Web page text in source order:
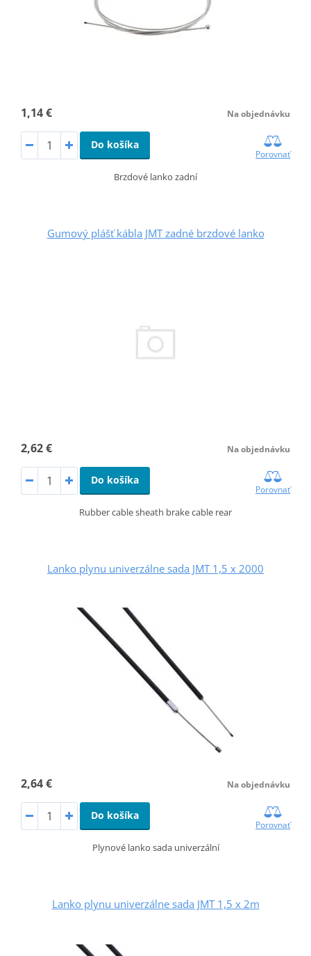
1,14 € Na objednávku
Do košíka
Porovnať
Brzdové lanko zadní
Gumový plášť kábla JMT zadné brzdové lanko
2,62 € Na objednávku
Do košíka
Porovnať
Rubber cable sheath brake cable rear
Lanko plynu univerzálne sada JMT 1,5 x 2000
2,64 € Na objednávku
Do košíka
Porovnať
Plynové lanko sada univerzální
Lanko plynu univerzálne sada JMT 1,5 x 2m